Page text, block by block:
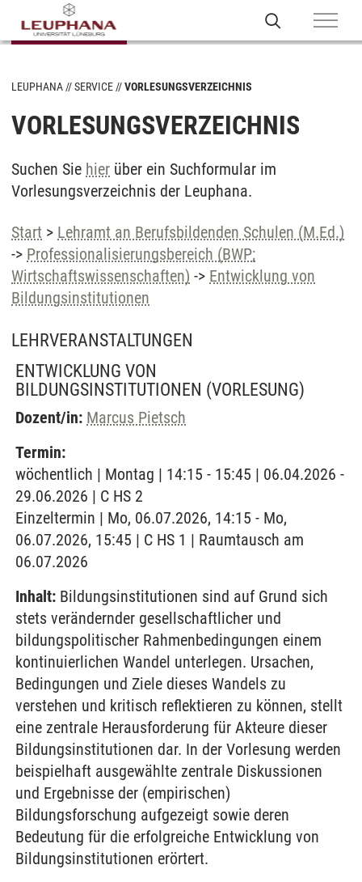
LEUPHANA SERVICE VORLESUNGSVERZEICHNIS
VORLESUNGSVERZEICHNIS
Suchen Sie hier über ein Suchformular im
Vorlesungsverzeichnis der Leuphana.
Start > Lehramt an Berufsbildenden Schulen (M.Ed.)
-> Professionalisierungsbereich (BWP;
Wirtschaftswissenschaften) -> Entwicklung von
Bildungsinstitutionen
LEHRVERANSTALTUNGEN
ENTWICKLUNG VON
BILDUNGSINSTITUTIONEN (VORLESUNG)
Dozent/in: Marcus Pietsch
Termin:
wöchentlich | Montag | 14:15 - 15:45 | 06.04.2026 -
29.06.2026 | C HS 2
Einzeltermin | Mo, 06.07.2026, 14:15 - Mo,
06.07.2026, 15:45 | C HS 1 | Raumtausch am
06.07.2026
Inhalt: Bildungsinstitutionen sind auf Grund sich
stets verändernder gesellschaftlicher und
bildungspolitischer Rahmenbedingungen einem
kontinuierlichen Wandel unterlegen. Ursachen,
Bedingungen und Ziele dieses Wandels zu
verstehen und kritisch reflektieren zu können, stellt
eine zentrale Herausforderung für Akteure dieser
Bildungsinstitutionen dar. In der Vorlesung werden
beispielhaft ausgewählte zentrale Diskussionen
und Ergebnisse der (empirischen)
Bildungsforschung aufgezeigt sowie deren
Bedeutung für die erfolgreiche Entwicklung von
Bildungsinstitutionen erörtert.